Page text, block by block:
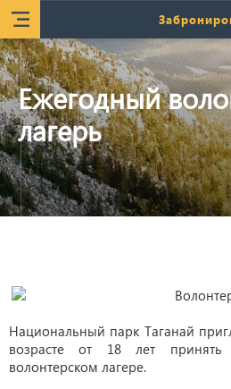
Ежегодный
лагерь
Национальный парк Таганай
возрасте от 18 лет
волонтерском лагере.